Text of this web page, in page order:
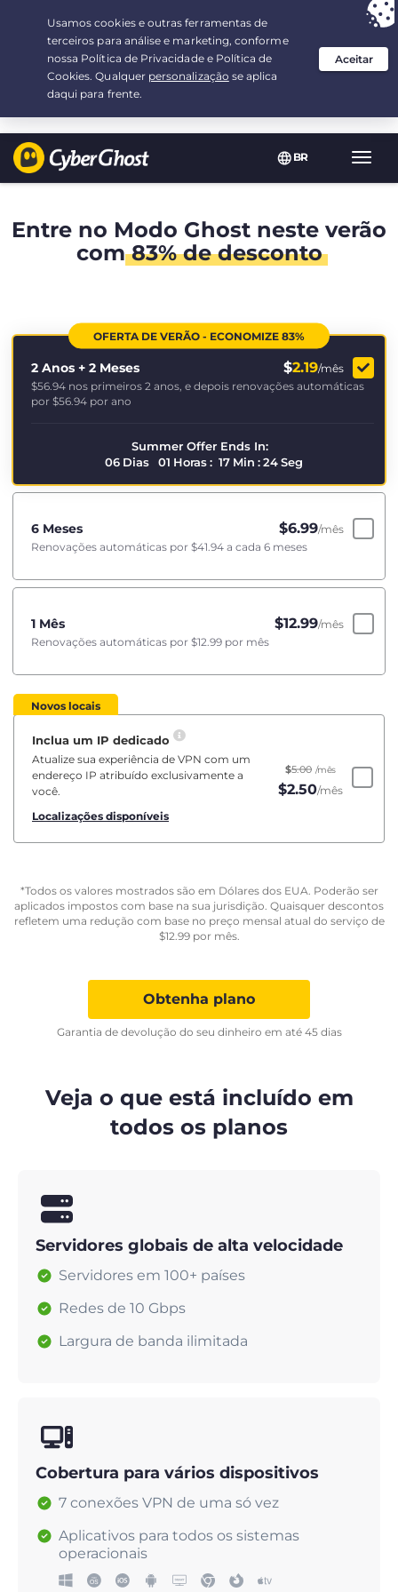
BR
Sua escolha: a melhor ofertapor 2.1666666666667-ano(s) a $
/mês
Entre no Modo Ghost neste verão
com83% de desconto
OFERTA DE VERÃO - ECONOMIZE 83%
2 Anos + 2 Meses $2.19/mês
$56.94 nos primeiros 2 anos, e depois renovações automáticas
por $56.94 por ano
Summer Offer Ends In:
06 Dias 01 Horas: 17 Min :24Seg
6 Meses $6.99/mês
Renovações automáticas por $41.94 a cada 6 meses
1 Mês $12.99/mês
Renovações automáticas por $12.99 por mês
Novos locais
Inclua um IP dedicado
Atualize sua experiência de VPN com um
endereço IP atribuído exclusivamente a
você.
Localizações disponíveis
$5.00 /mês
$2.50/mês
*Todos os valores mostrados são em Dólares dos EUA. Poderão ser
aplicados impostos com base na sua jurisdição. Quaisquer descontos
refletem uma redução com base no preço mensal atual do serviço de
$12.99por mês.
Obtenha plano
Garantia de devolução do seu dinheiro em até 45 dias
Veja o que está incluído em
todos os planos
Servidores globais de alta velocidade
Servidores em 100+ países
Redes de 10 Gbps
Largura de banda ilimitada
Cobertura para vários dispositivos
7 conexões VPN de uma só vez
Aplicativos para todos os sistemas
operacionais